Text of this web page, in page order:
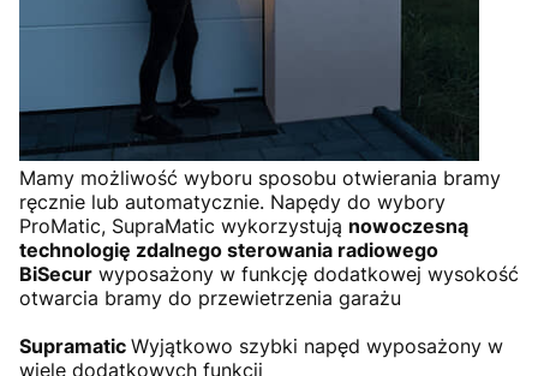
Mamy możliwość wyboru sposobu otwierania bramy
ręcznie lub automatycznie. Napędy do wybory
ProMatic, SupraMatic wykorzystują nowoczesną
technologię zdalnego sterowania radiowego
BiSecur wyposażony w funkcję dodatkowej wysokość
otwarcia bramy do przewietrzenia garażu
Supramatic Wyjątkowo szybki napęd wyposażony w
wiele dodatkowych funkcji